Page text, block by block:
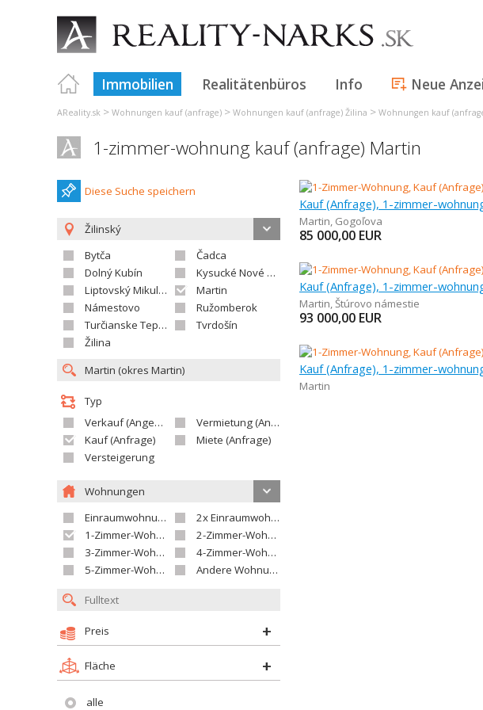
Immobilien Realitätenbüros Info Neue
AReality.sk > Wohnungen kauf (anfrage) > Wohnungen kauf (anfrage) Žilina > Wohnungen kauf
1-zimmer-wohnung kauf (anfrage) Martin
Diese Suche speichern
Žilinský
Bytča
Čadca
Dolný Kubín
Kysucké Nové Mesto
Liptovský Mikuláš
Martin
Námestovo
Ružomberok
Turčianske Teplice
Tvrdošín
Žilina
Typ
Verkauf (Angebot)
Vermietung (Angebot)
Kauf (Anfrage)
Miete (Anfrage)
Versteigerung
Wohnungen
Einraumwohnung
2x Einraumwohnung
1-Zimmer-Wohnung
2-Zimmer-Wohnung
3-Zimmer-Wohnung
4-Zimmer-Wohnung
5-Zimmer-Wohnung und größer
Andere Wohnung
Preis
Fläche
alle
Martin, Gogoľova
85 000,00 EUR
Martin,Štúrovo námestie
93 000,00 EUR
Kauf (Anfrage), 1-zimmer-
Martin